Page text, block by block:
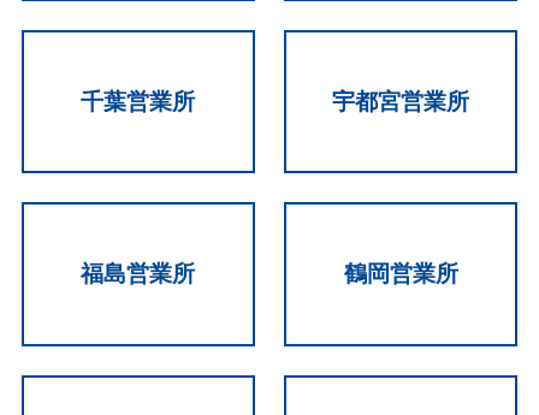
千葉営業所 宇都宮営業所
福島営業所 鶴岡営業所